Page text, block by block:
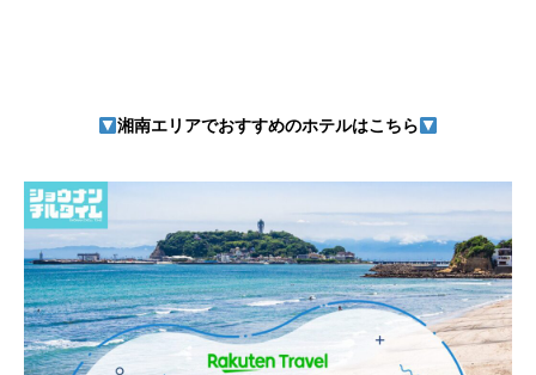
湘南エリアでおすすめのホテルはこちら